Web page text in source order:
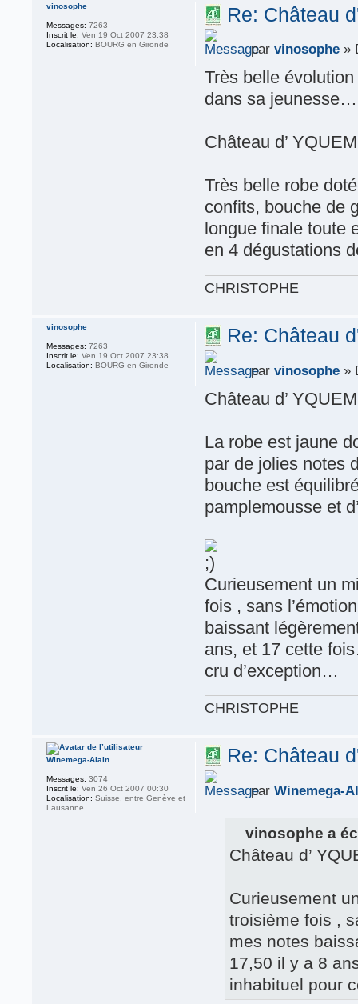
Re: Château
parvinosophe »
Très belle
dans sa jeunesse…
Château d’
Très belle robe
confits, bouche de
longue finale toute
en 4 dégustations
CHRISTOPHE
vinosophe
Messages: 7263
Inscrit le: Ven 19 Oct 2007 23:38
Localisation: BOURG en Gironde
Re: Château
parvinosophe »
Château d’
La robe est jaune
par de jolies notes
bouche est
pamplemousse et
Curieusement un
fois , sans
baissant
ans, et 17 cette
cru d’exception…
CHRISTOPHE
vinosophe
Messages: 7263
Inscrit le: Ven 19 Oct 2007 23:38
Localisation: BOURG en Gironde
Re: Château
parWinemega-
vinosophe a
Château d’
Curieusement
troisième fois ,
mes notes
17,50 il y a 8
inhabituel pour
Winemega-Alain
Messages: 3074
Inscrit le: Ven 26 Oct 2007 00:30
Localisation: Suisse, entre Genève et
Lausanne